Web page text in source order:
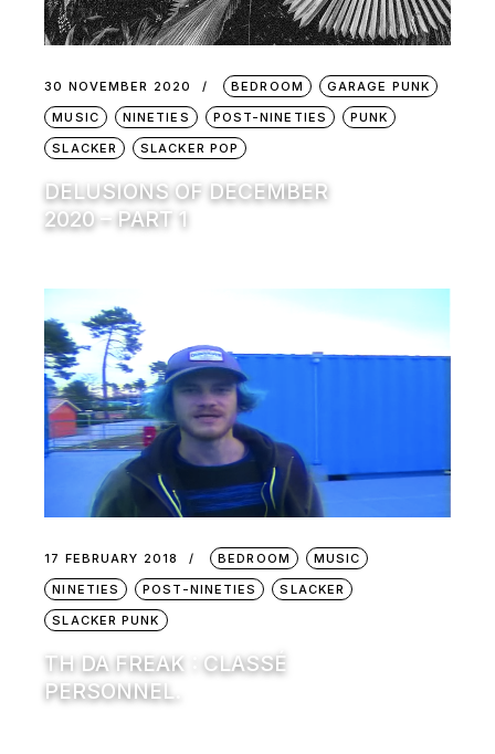
30 NOVEMBER 2020 BEDROOM
GARAGE PUNK
MUSIC
NINETIES POST-NINETIES
PUNK
SLACKER
SLACKER POP
DELUSIONS OF DECEMBER
2020 – PART 1
17 FEBRUARY 2018 BEDROOM
MUSIC
NINETIES
POST-NINETIES
SLACKER
SLACKER PUNK
TH DA FREAK : CLASSÉ
PERSONNEL.